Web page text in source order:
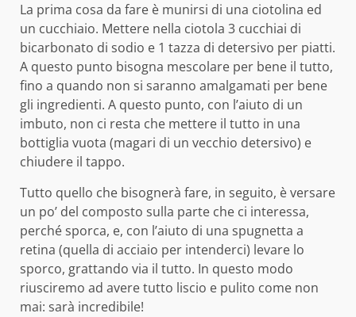
La prima cosa da fare è munirsi di una ciotolina ed
un cucchiaio. Mettere nella ciotola 3 cucchiai di
bicarbonato di sodio e 1 tazza di detersivo per piatti.
A questo punto bisogna mescolare per bene il tutto,
fino a quando non si saranno amalgamati per bene
gli ingredienti. A questo punto, con l’aiuto di un
imbuto, non ci resta che mettere il tutto in una
bottiglia vuota (magari di un vecchio detersivo) e
chiudere il tappo.
Tutto quello che bisognerà fare, in seguito, è versare
un po’ del composto sulla parte che ci interessa,
perché sporca, e, con l’aiuto di una spugnetta a
retina (quella di acciaio per intenderci) levare lo
sporco, grattando via il tutto. In questo modo
riusciremo ad avere tutto liscio e pulito come non
mai: sarà incredibile!